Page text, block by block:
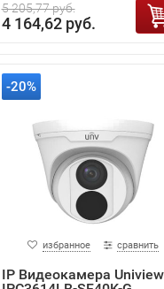
5 205,77 руб.
4 164,62 руб.
-20%
избранное сравнить
IP Видеокамера Uniview